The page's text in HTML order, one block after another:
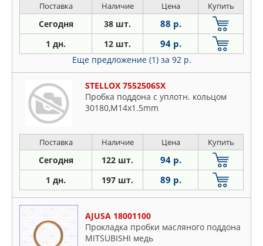
Поставка Наличие Цена Купить
Сегодня 38 шт. 88 р.
1 дн. 12 шт. 94 р.
Еще предложение (1) за 92 р.
STELLOX 7552506SX
Пробка поддона с уплотн. кольцом
30180,M14x1.5mm
Поставка Наличие Цена Купить
Сегодня 122 шт. 94 р.
1 дн. 197 шт. 89 р.
AJUSA 18001100
Прокладка пробки масляного поддона
MITSUBISHI медь